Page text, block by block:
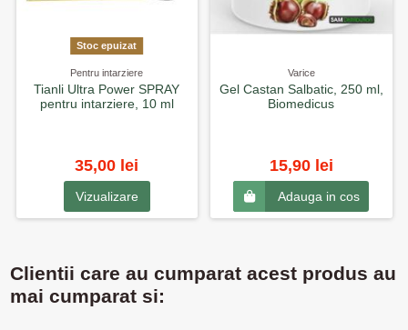
Stoc epuizat
Pentru intarziere
Tianli Ultra Power SPRAY
pentru intarziere, 10 ml
35,00 lei
Vizualizare
Varice
Gel Castan Salbatic, 250 ml,
Biomedicus
15,90 lei
Adauga in cos
Clientii care au cumparat acest produs au
mai cumparat si: